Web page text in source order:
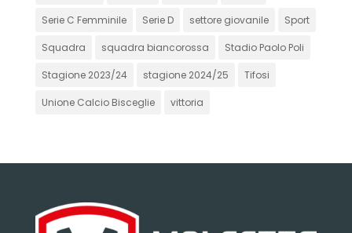
Serie C Femminile Serie D settore giovanile Sport
Squadra squadra biancorossa Stadio Paolo Poli
Stagione 2023/24 stagione 2024/25 Tifosi
Unione Calcio Bisceglie vittoria